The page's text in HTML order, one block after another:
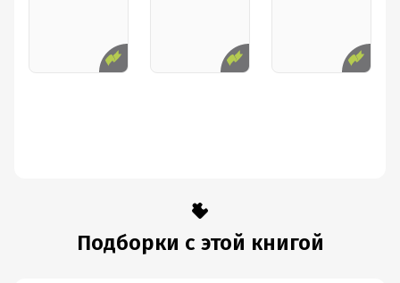
Подборки с этой книгой